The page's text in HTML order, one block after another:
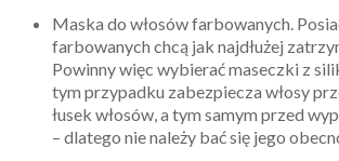
Maska do włosów farbowanych.
farbowanych chcą jak najdłużej
Powinny więc wybierać maseczki z
tym przypadku zabezpiecza włosy
łusek włosów, a tym samym przed
– dlatego nie należy bać się jego